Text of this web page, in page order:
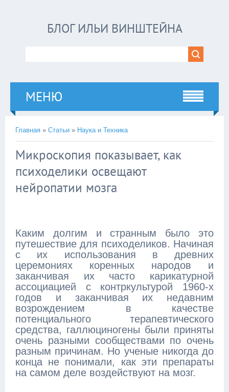
БЛОГ ИЛЬИ ВИНШТЕЙНА
МЕНЮ
Главная » Статьи » Наука и Техника
Микроскопия показывает, как
психоделики освещают
нейропатии мозга
Каким долгим и странным было это
путешествие для психоделиков. Начиная
с их использования в древних
церемониях коренных народов и
заканчивая их часто карикатурной
ассоциацией с контркультурой 1960-х
годов и заканчивая их недавним
возрождением в качестве
потенциального терапевтического
средства, галлюциногены были приняты
очень разными сообществами по очень
разным причинам. Но ученые никогда до
конца не понимали, как эти препараты
на самом деле воздействуют на мозг.